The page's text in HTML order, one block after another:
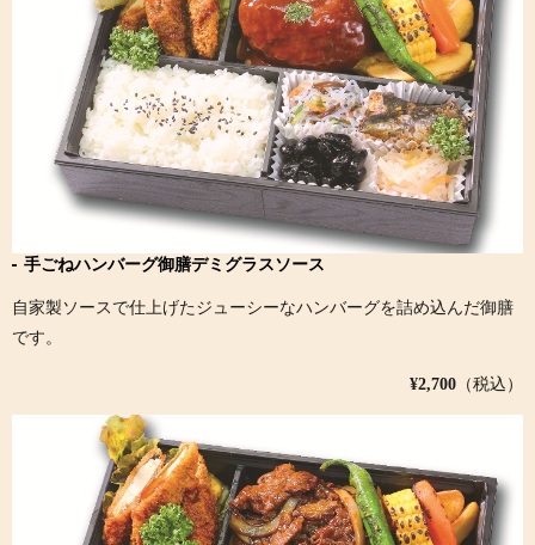
手ごねハンバーグ御膳デミグラスソース
自家製ソースで仕上げたジューシーなハンバーグを詰め込んだ御膳
です。
¥2,700 （税込）